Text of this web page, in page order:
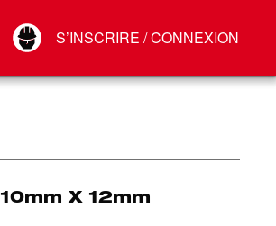
S’INSCRIRE / CONNEXION
Connect
X 12mm